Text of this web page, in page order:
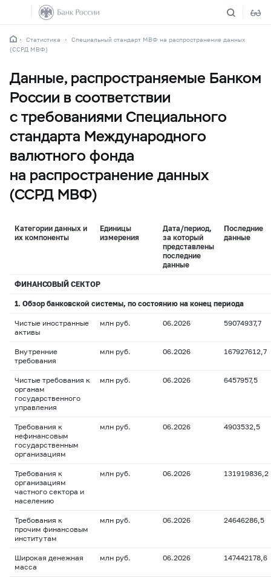
Статистика
Специальный стандарт МВФ на распространение данных
(ССРД МВФ)
Данные, распространяемые Банком
России в соответствии
с требованиями Специального
стандарта Международного
валютного фонда
на распространение данных
(ССРД МВФ)
Категории данных и
их компоненты
Единицы
измерения
Дата/период,
за который
представлены
последние
данные
Последние
данные
ФИНАНСОВЫЙ СЕКТОР
1. Обзор банковской системы, по состоянию на конец периода
Чистые иностранные
активы
млн руб. 06.2026 59074937,7
Внутренние
требования
млн руб. 06.2026 167927612,7
Чистые требования к
органам
государственного
управления
млн руб. 06.2026 6457957,5
Требования к
нефинансовым
государственным
организациям
млн руб. 06.2026 4903532,5
Требования к
организациям
частного сектора и
населению
млн руб. 06.2026 131919836,2
Требования к
прочим финансовым
институтам
млн руб. 06.2026 24646286,5
Широкая денежная
масса
млн руб. 06.2026 147442178,6